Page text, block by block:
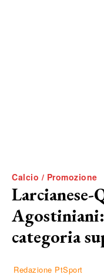
Calcio / Promozione
Larcianese-
categoria
Redazione PtSport